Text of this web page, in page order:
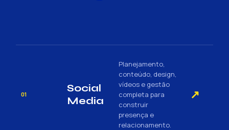
01
Social
Media
Planejamento,
conteúdo, design,
vídeos e gestão
completa para
construir
presença e
relacionamento.
↗